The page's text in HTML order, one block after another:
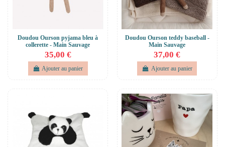
Doudou Ourson pyjama bleu à
collerette - Main Sauvage
35,00 €
Ajouter au panier
Doudou Ourson teddy baseball -
Main Sauvage
37,00 €
Ajouter au panier